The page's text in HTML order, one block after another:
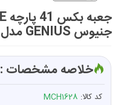
جنیوس GENIUS مدل BS-23441
خلاصه مشخصات :
کد کالا: MCH1628